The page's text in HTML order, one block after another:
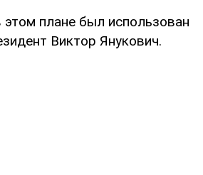
плане был использован
Виктор Янукович.